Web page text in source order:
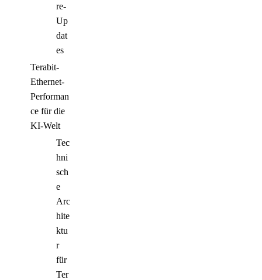
re-
Up
dat
es
Terabit-
Ethernet-
Performan
ce für die
KI-Welt
Tec
hni
sch
e
Arc
hite
ktu
r
für
Ter